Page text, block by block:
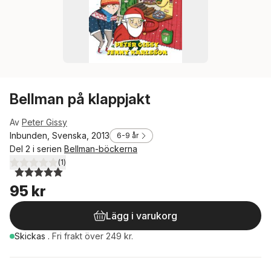
Bellman på klappjakt
Av Peter Gissy
Inbunden, Svenska, 2013
6-9 år
Del 2 i serien Bellman-böckerna
5,0utav 5 stjärnor. Totalt antal röster:
(1)
95 kr
Lägg i varukorg
Skickas . Fri frakt över 249 kr.